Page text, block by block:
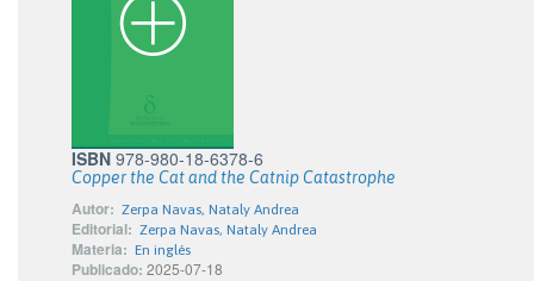
ISBN 978-980-18-6378-6
Copper the Cat and the Catnip Catastrophe
Autor: Zerpa Navas, Nataly Andrea
Editorial: Zerpa Navas, Nataly Andrea
Materia: En inglés
Publicado: 2025-07-18